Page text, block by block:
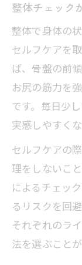
整体チェック
整体で身体の
セルフケアを
ば、骨盤の前
お尻の筋力を
です。毎日少
実感しやすくな
セルフケアの
理をしないこ
によるチェッ
るリスクを回
それぞれのラ
法を選ぶこと